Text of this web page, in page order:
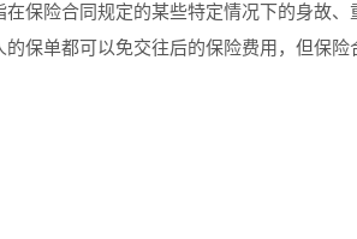
在保险合同规定的某些特定情况下的身故、
的保单都可以免交往后的保险费用，但保险